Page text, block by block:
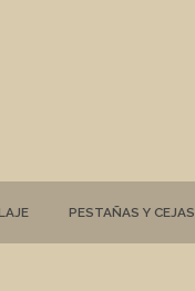
PESTAÑAS Y CEJAS